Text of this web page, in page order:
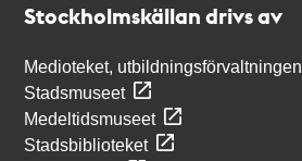
Stockholmskällan drivs av
Medioteket, utbildningsförvaltningen
Stadsmuseet
Medeltidsmuseet
Stadsbiblioteket